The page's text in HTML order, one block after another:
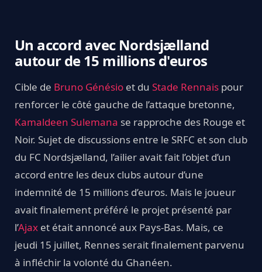
Un accord avec Nordsjælland
autour de 15 millions d'euros
Cible de Bruno Génésio et du Stade Rennais pour
renforcer le côté gauche de l’attaque bretonne,
Kamaldeen Sulemana se rapproche des Rouge et
Noir. Sujet de discussions entre le SRFC et son club
du FC Nordsjælland, l’ailier avait fait l’objet d’un
accord entre les deux clubs autour d’une
indemnité de 15 millions d’euros. Mais le joueur
avait finalement préféré le projet présenté par
l’Ajax et était annoncé aux Pays-Bas. Mais, ce
jeudi 15 juillet, Rennes serait finalement parvenu
à infléchir la volonté du Ghanéen.